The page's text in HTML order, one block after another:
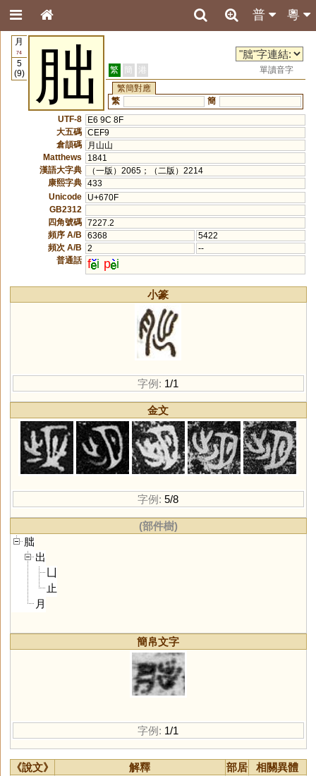
粵
普
月
74
5
(9)
朏 繁 簡 港
單讀音字
繁簡對應
繁
簡
UTF-8
E6 9C 8F
大五碼 CEF9
倉頡碼
月山山
Matthews
1841
漢語大字典
（一版）2065；（二版）2214
康熙字典 433
Unicode
U+670F
GB2312
四角號碼 7227.2
頻序 A/B
6368
5422
頻次 A/B
2
--
普通話 f i p i
小篆
字例: 1/1
金文
字例: 5/8
(部件樹)
朏
出
止
月
簡帛文字
字例: 1/1
《說文》 解釋 部居
相關異體